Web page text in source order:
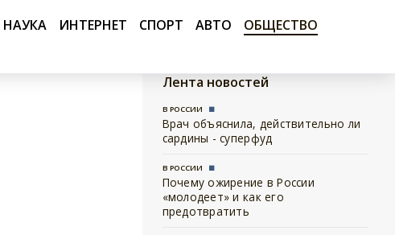
НАУКА ИНТЕРНЕТ СПОРТ АВТО ОБЩЕСТВО
Лента новостей
В РОССИИ
Врач объяснила, действительно ли
сардины - суперфуд
В РОССИИ
Почему ожирение в России
«молодеет» и как его
предотвратить